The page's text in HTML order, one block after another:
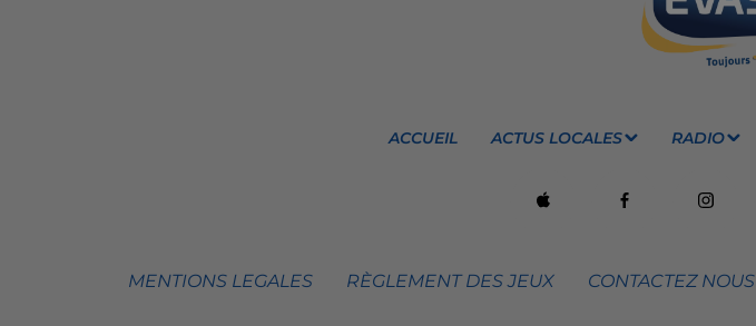
ACCUEIL ACTUS LOCALES RADIO
MENTIONS LEGALES RÈGLEMENT DES JEUX CONTACTEZ NOUS